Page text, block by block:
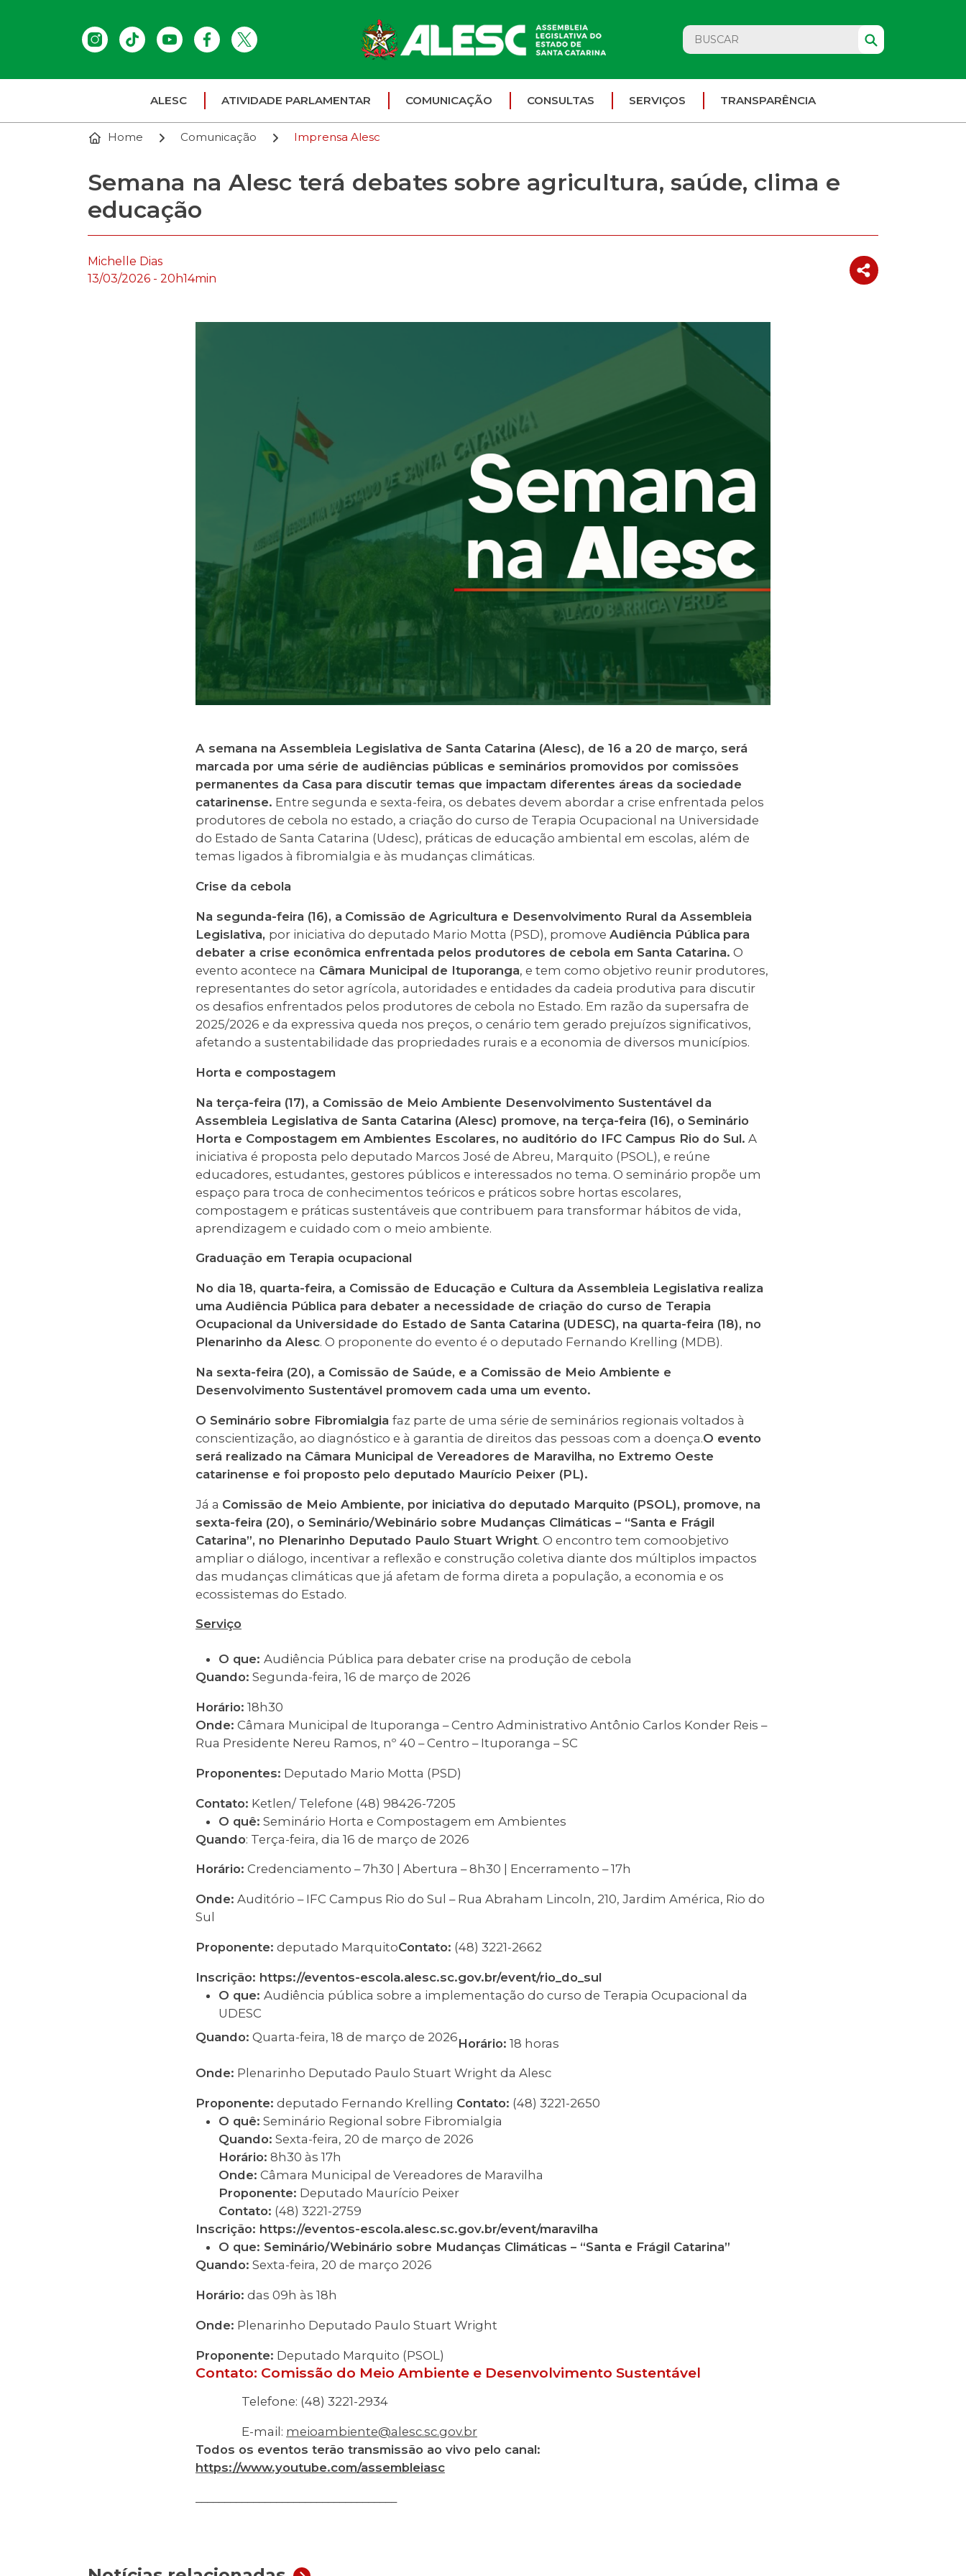
ALESC ATIVIDADE PARLAMENTAR COMUNICAÇÃO CONSULTAS SERVIÇOS TRANSPARÊNCIA
Home Comunicação Imprensa Alesc
Semana na Alesc terá debates sobre agricultura, saúde, clima e
educação
Michelle Dias
13/03/2026 - 20h14min
A semana na Assembleia Legislativa de Santa Catarina (Alesc), de 16 a 20 de março, será
marcada por uma série de audiências públicas e seminários promovidos por comissões
permanentes da Casa para discutir temas que impactam diferentes áreas da sociedade
catarinense. Entre segunda e sexta-feira, os debates devem abordar a crise enfrentada pelos
produtores de cebola no estado, a criação do curso de Terapia Ocupacional na Universidade
do Estado de Santa Catarina (Udesc), práticas de educação ambiental em escolas, além de
temas ligados à fibromialgia e às mudanças climáticas.
Crise da cebola
Na segunda-feira (16), a Comissão de Agricultura e Desenvolvimento Rural da Assembleia
Legislativa, por iniciativa do deputado Mario Motta (PSD), promove Audiência Pública para
debater a crise econômica enfrentada pelos produtores de cebola em Santa Catarina. O
evento acontece na Câmara Municipal de Ituporanga, e tem como objetivo reunir produtores,
representantes do setor agrícola, autoridades e entidades da cadeia produtiva para discutir
os desafios enfrentados pelos produtores de cebola no Estado. Em razão da supersafra de
2025/2026 e da expressiva queda nos preços, o cenário tem gerado prejuízos significativos,
afetando a sustentabilidade das propriedades rurais e a economia de diversos municípios.
Horta e compostagem
Na terça-feira (17), a Comissão de Meio Ambiente Desenvolvimento Sustentável da
Assembleia Legislativa de Santa Catarina (Alesc) promove, na terça-feira (16), o Seminário
Horta e Compostagem em Ambientes Escolares, no auditório do IFC Campus Rio do Sul. A
iniciativa é proposta pelo deputado Marcos José de Abreu, Marquito (PSOL), e reúne
educadores, estudantes, gestores públicos e interessados no tema. O seminário propõe um
espaço para troca de conhecimentos teóricos e práticos sobre hortas escolares,
compostagem e práticas sustentáveis que contribuem para transformar hábitos de vida,
aprendizagem e cuidado com o meio ambiente.
Graduação em Terapia ocupacional
No dia 18, quarta-feira, a Comissão de Educação e Cultura da Assembleia Legislativa realiza
uma Audiência Pública para debater a necessidade de criação do curso de Terapia
Ocupacional da Universidade do Estado de Santa Catarina (UDESC), na quarta-feira (18), no
Plenarinho da Alesc. O proponente do evento é o deputado Fernando Krelling (MDB).
Na sexta-feira (20), a Comissão de Saúde, e a Comissão de Meio Ambiente e
Desenvolvimento Sustentável promovem cada uma um evento.
O Seminário sobre Fibromialgia faz parte de uma série de seminários regionais voltados à
conscientização, ao diagnóstico e à garantia de direitos das pessoas com a doença.O evento
será realizado na Câmara Municipal de Vereadores de Maravilha, no Extremo Oeste
catarinense e foi proposto pelo deputado Maurício Peixer (PL).
Já a Comissão de Meio Ambiente, por iniciativa do deputado Marquito (PSOL), promove, na
sexta-feira (20), o Seminário/Webinário sobre Mudanças Climáticas – “Santa e Frágil
Catarina”, no Plenarinho Deputado Paulo Stuart Wright. O encontro tem comoobjetivo
ampliar o diálogo, incentivar a reflexão e construção coletiva diante dos múltiplos impactos
das mudanças climáticas que já afetam de forma direta a população, a economia e os
ecossistemas do Estado.
Serviço
O que: Audiência Pública para debater crise na produção de cebola
Quando: Segunda-feira, 16 de março de 2026
Horário: 18h30
Onde: Câmara Municipal de Ituporanga – Centro Administrativo Antônio Carlos Konder Reis –
Rua Presidente Nereu Ramos, nº 40 – Centro – Ituporanga – SC
Proponentes: Deputado Mario Motta (PSD)
Contato: Ketlen/ Telefone (48) 98426-7205
O quê: Seminário Horta e Compostagem em Ambientes
Quando: Terça-feira, dia 16 de março de 2026
Horário: Credenciamento – 7h30 | Abertura – 8h30 | Encerramento – 17h
Onde: Auditório – IFC Campus Rio do Sul – Rua Abraham Lincoln, 210, Jardim América, Rio do
Sul
Proponente: deputado MarquitoContato: (48) 3221-2662
Inscrição: https://eventos-escola.alesc.sc.gov.br/event/rio_do_sul
O que: Audiência pública sobre a implementação do curso de Terapia Ocupacional da
UDESC
Quando: Quarta-feira, 18 de março de 2026Horário: 18 horas
Onde: Plenarinho Deputado Paulo Stuart Wright da Alesc
Proponente: deputado Fernando Krelling Contato: (48) 3221-2650
O quê: Seminário Regional sobre Fibromialgia
Quando: Sexta-feira, 20 de março de 2026
Horário: 8h30 às 17h
Onde: Câmara Municipal de Vereadores de Maravilha
Proponente: Deputado Maurício Peixer
Contato: (48) 3221-2759
Inscrição: https://eventos-escola.alesc.sc.gov.br/event/maravilha
O que: Seminário/Webinário sobre Mudanças Climáticas – “Santa e Frágil Catarina”
Quando: Sexta-feira, 20 de março 2026
Horário: das 09h às 18h
Onde: Plenarinho Deputado Paulo Stuart Wright
Proponente: Deputado Marquito (PSOL)
Contato: Comissão do Meio Ambiente e Desenvolvimento Sustentável
Telefone: (48) 3221-2934
E-mail: meioambiente@alesc.sc.gov.br
Todos os eventos terão transmissão ao vivo pelo canal:
https://www.youtube.com/assembleiasc